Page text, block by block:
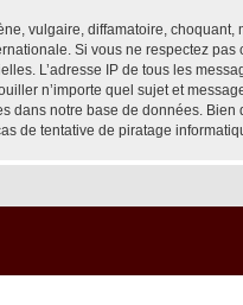
vulgaire, diffamatoire,
Si vous ne respectez
L’adresse IP de tous les
n’importe quel sujet et
notre base de données.
de tentative de piratage